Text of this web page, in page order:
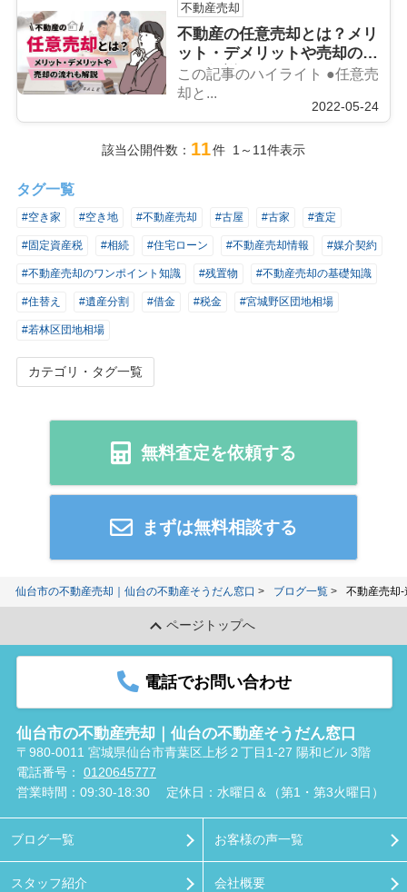
不動産売却
不動産の任意売却とは？メリ
ット・デメリットや売却の流
れも解説
この記事のハイライト ●任意売
却と...
2022-05-24
該当公開件数： 11件 1～11件表示
タグ一覧
#空き家 #空き地 #不動産売却 #古屋 #古家 #査定
#固定資産税 #相続 #住宅ローン #不動産売却情報 #媒介契約
#不動産売却のワンポイント知識 #残置物 #不動産売却の基礎知識
#住替え #遺産分割 #借金 #税金 #宮城野区団地相場
#若林区団地相場
カテゴリ・タグ一覧
無料査定を依頼する
まずは無料相談する
仙台市の不動産売却｜仙台の不動産そうだん窓口 ブログ一覧 不動産売却
ページトップへ
電話でお問い合わせ
仙台市の不動産売却｜仙台の不動産そうだん窓口
〒980-0011 宮城県仙台市青葉区上杉２丁目1-27 陽和ビル 3階
電話番号： 0120645777
営業時間：09:30-18:30
定休日：水曜日＆（第1・第3火曜日）
ブログ一覧
スタッフ紹介
お客様の声一覧
会社概要